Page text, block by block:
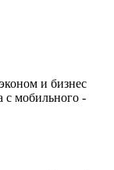
и бизнес
с мобильного -